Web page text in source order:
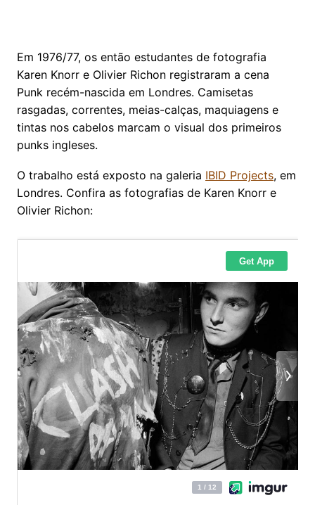
Em 1976/77, os então estudantes de fotografia
Karen Knorr e Olivier Richon registraram a cena
Punk recém-nascida em Londres. Camisetas
rasgadas, correntes, meias-calças, maquiagens e
tintas nos cabelos marcam o visual dos primeiros
punks ingleses.
O trabalho está exposto na galeria IBID Projects, em
Londres. Confira as fotografias de Karen Knorr e
Olivier Richon: